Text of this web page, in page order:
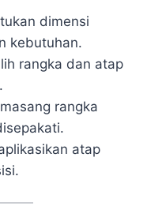
dimensi
kebutuhan.
rangka dan atap
rangka
atap